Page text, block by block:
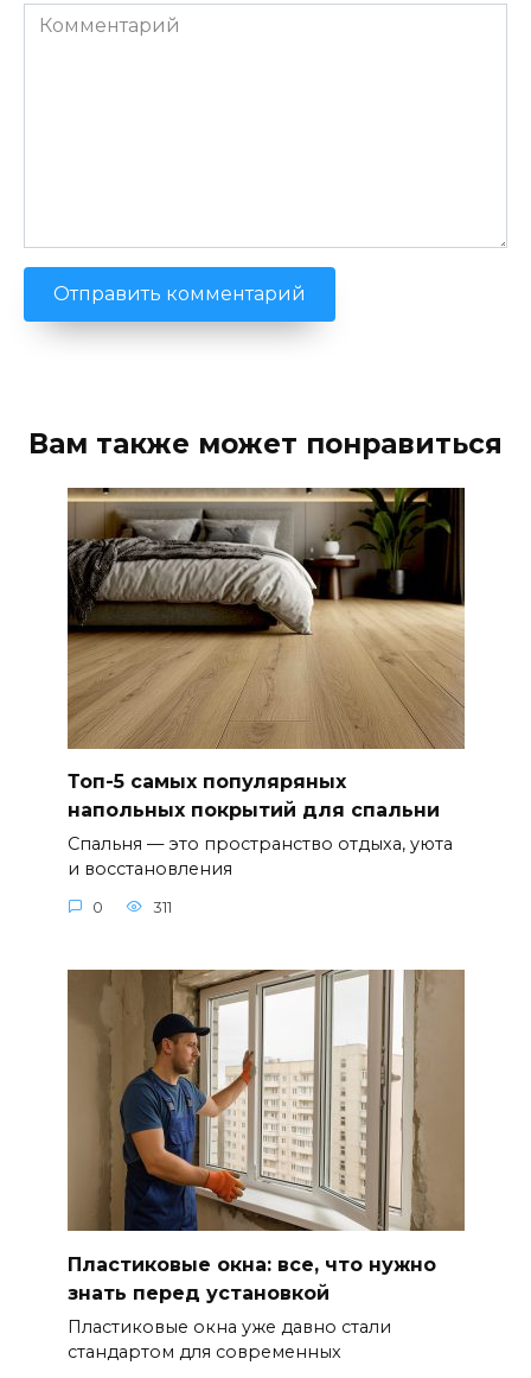
Комментарий
Вам также может понравиться
Топ-5 самых популяряных
напольных покрытий для спальни
Спальня — это пространство отдыха, уюта
и восстановления
0 311
Пластиковые окна: все, что нужно
знать перед установкой
Пластиковые окна уже давно стали
стандартом для современных